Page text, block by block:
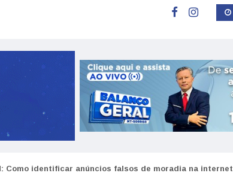
Como identificar anúncios falsos de moradia na internet